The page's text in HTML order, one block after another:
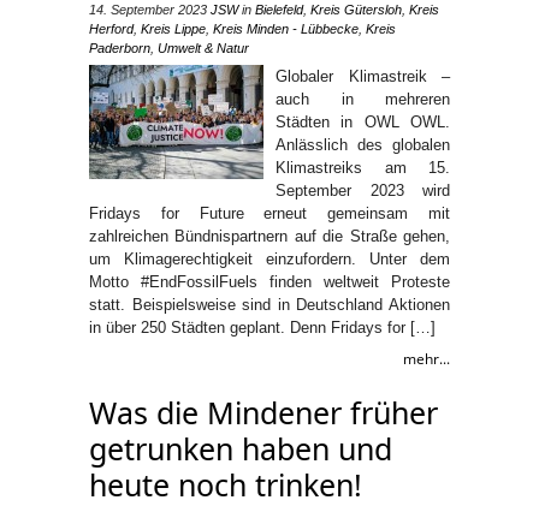
14. September 2023 JSWin Bielefeld, Kreis Gütersloh Kreis
Herford, Kreis Lippe Kreis Minden - Lübbecke Kreis
Paderborn Umwelt & Natur
Globaler Klimastreik –
auch in mehreren
Städten in OWL OWL.
Anlässlich des globalen
Klimastreiks am 15.
September 2023 wird
Fridays for Future erneut gemeinsam mit
zahlreichen Bündnispartnern auf die Straße gehen,
um Klimagerechtigkeit einzufordern. Unter dem
Motto #EndFossilFuels finden weltweit Proteste
statt. Beispielsweise sind in Deutschland Aktionen
in über 250 Städten geplant. Denn Fridays for […]
mehr...
Was die Mindener früher
getrunken haben und
heute noch trinken!